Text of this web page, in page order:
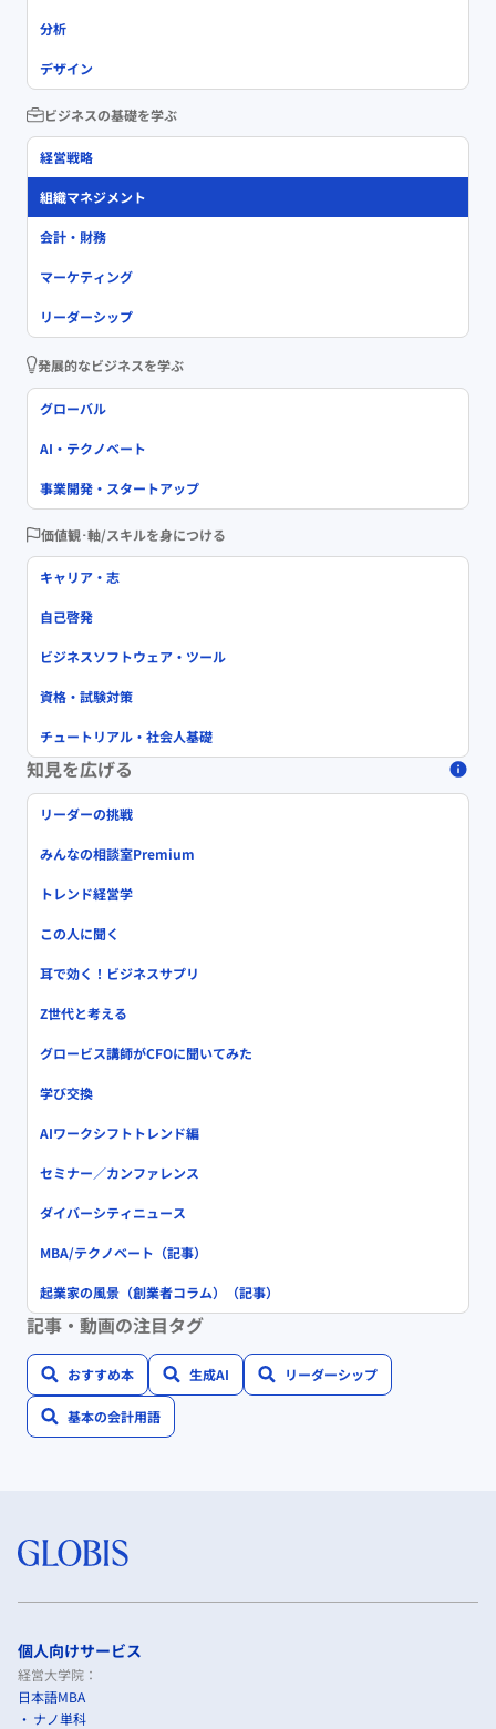
分析
デザイン
ビジネスの基礎を学ぶ
経営戦略
組織マネジメント
会計・財務
マーケティング
リーダーシップ
発展的なビジネスを学ぶ
グローバル
AI・テクノベート
事業開発・スタートアップ
価値観･軸/スキルを身につける
キャリア・志
自己啓発
ビジネスソフトウェア・ツール
資格・試験対策
チュートリアル・社会人基礎
知見を広げる
リーダーの挑戦
みんなの相談室Premium
トレンド経営学
この人に聞く
耳で効く！ビジネスサプリ
Z世代と考える
グロービス講師がCFOに聞いてみた
学び交換
AIワークシフトトレンド編
セミナー／カンファレンス
ダイバーシティニュース
MBA/テクノベート（記事）
起業家の風景（創業者コラム）（記事）
記事・動画の注目タグ
おすすめ本 生成AI リーダーシップ
基本の会計用語
個人向けサービス
経営大学院：
日本語MBA
ナノ単科